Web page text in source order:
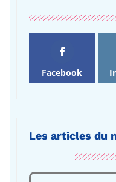
Facebook
Les articles du